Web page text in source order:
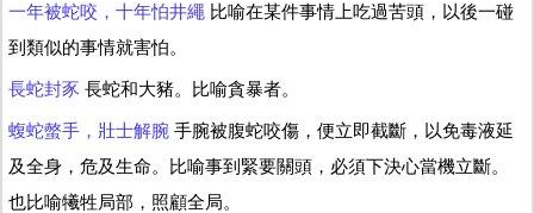
一年被蛇咬，十年怕井繩 比喻在某件事情上吃過苦頭，以後一碰
到類似的事情就害怕。
長蛇封豕 長蛇和大豬。比喻貪暴者。
蝮蛇螫手，壯士解腕 手腕被腹蛇咬傷，便立即截斷，以免毒液延
及全身，危及生命。比喻事到緊要關頭，必須下決心當機立斷。
也比喻犧牲局部，照顧全局。